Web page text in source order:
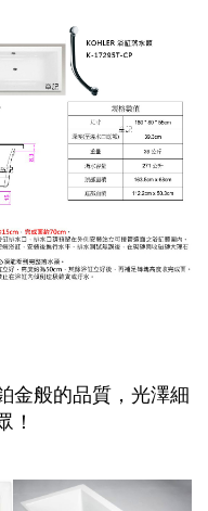
金般的品質，光澤細
！